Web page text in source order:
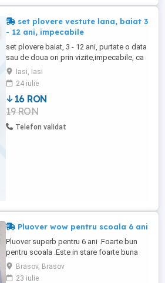
set plovere vestute lana, baiat 3
- 12 ani, impecabile
set plovere baiat, 3 - 12 ani, purtate o data
sau de doua ori prin vizite,impecabile, ca
si noi *unele sunt chiar nepurtate). Fiecare
16 lei.
Iasi, Iasi
24 iulie
16 RON
19 RON
Telefon validat
Pluover wow pentru scoala 6 ani
Pluover superb pentru 6 ani .Foarte bun
pentru scoala .Este in stare foarte buna
.Se incheie cu nasturi in fata .
Brasov, Brasov
23 iulie